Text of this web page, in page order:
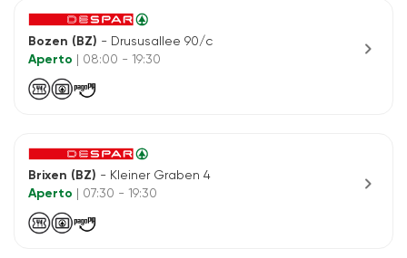
Bozen (BZ) - Drususallee 90/c
Aperto
| 08:00 - 19:30 chevron_right
Brixen (BZ) - Kleiner Graben 4
Aperto
| 07:30 - 19:30 chevron_right